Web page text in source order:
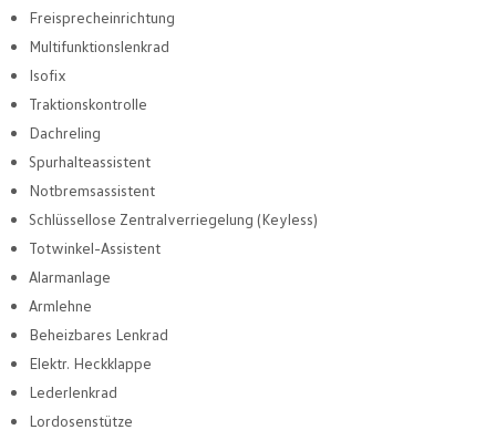
Freisprecheinrichtung
Multifunktionslenkrad
Isofix
Traktionskontrolle
Dachreling
Spurhalteassistent
Notbremsassistent
Schlüssellose Zentralverriegelung (Keyless)
Totwinkel-Assistent
Alarmanlage
Armlehne
Beheizbares Lenkrad
Elektr. Heckklappe
Lederlenkrad
Lordosenstütze